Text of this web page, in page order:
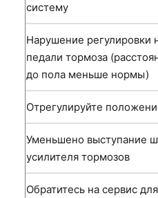
систему
Нарушение регулировки
педали тормоза
до пола меньше нормы)
Отрегулируйте
Уменьшено выступание
усилителя тормозов
Обратитесь на сервис